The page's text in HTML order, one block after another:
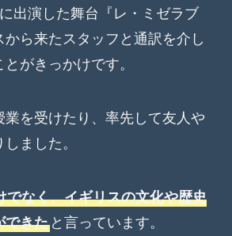
出演した舞台『レ・ミゼラブ
から来たスタッフと通訳を介し
がきっかけです。
業を受けたり、率先して友人や
ました。
でなく、イギリスの文化や歴史
できたと言っています。